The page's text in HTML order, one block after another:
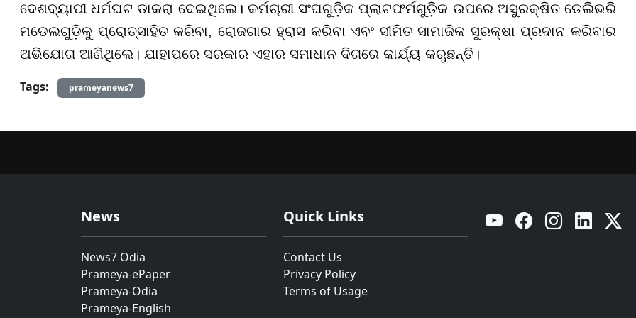
ଦେଶବ୍ୟାପୀ ଧର୍ମଘଟ ଡାକରା ଦେଇଥିଲେ। କର୍ମଚାରୀ ସଂଘଗୁଡ଼ିକ ପ୍ଲାଟଫର୍ମଗୁଡ଼ିକ ଉପରେ ଅସୁରକ୍ଷିତ ଡେଲିଭରି
ମଡେଲଗୁଡ଼ିକୁ ପ୍ରୋତ୍ସାହିତ କରିବା, ରୋଜଗାର ହ୍ରାସ କରିବା ଏବଂ ସୀମିତ ସାମାଜିକ ସୁରକ୍ଷା ପ୍ରଦାନ କରିବାର
ଅଭିଯୋଗ ଆଣିଥିଲେ। ଯାହାପରେ ସରକାର ଏହାର ସମାଧାନ ଦିଗରେ କାର୍ଯ୍ୟ କରୁଛନ୍ତି।
Tags: prameyanews7
News
News7 Odia
Prameya-ePaper
Prameya-Odia
Prameya-English
Quick Links
Contact Us
Privacy Policy
Terms of Usage
YouTube Facebook Instagram